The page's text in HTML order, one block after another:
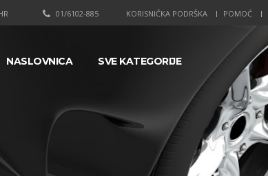
KORISNIČKA PODRŠKA POMOĆ
01/6102-885
NASLOVNICA SVE KATEGORIJE